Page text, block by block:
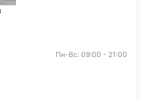
Пн-Вс: 09:00 - 21:00